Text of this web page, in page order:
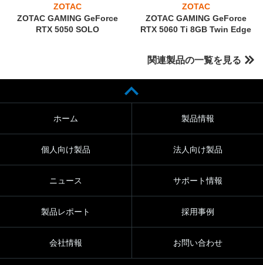
ZOTAC
ZOTAC GAMING GeForce
RTX 5050 SOLO
ZOTAC
ZOTAC GAMING GeForce
RTX 5060 Ti 8GB Twin Edge
関連製品の一覧を見る
ホーム 製品情報
個人向け製品 法人向け製品
ニュース サポート情報
製品レポート 採用事例
会社情報 お問い合わせ